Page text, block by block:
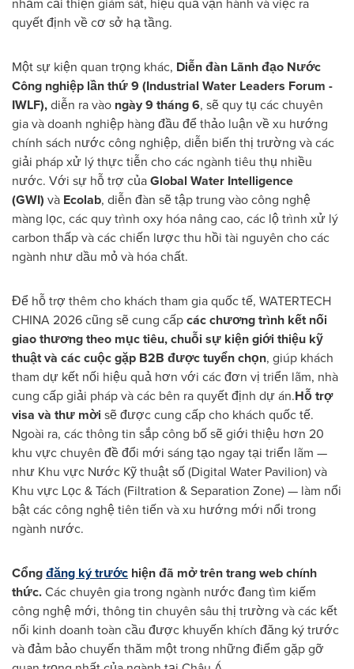
quyết định về cơ sở hạ tầng.
Một sự kiện quan trọng khác, Diễn đàn Lãnh đạo Nước
Công nghiệp lần thứ 9 (Industrial Water Leaders Forum -
IWLF),diễn ra vào ngày 9 tháng 6, sẽ quy tụ các chuyên
gia và doanh nghiệp hàng đầu để thảo luận về xu hướng
chính sách nước công nghiệp, diễn biến thị trường và các
giải pháp xử lý thực tiễn cho các ngành tiêu thụ nhiều
nước. Với sự hỗ trợ củaGlobal Water Intelligence
(GWI) và Ecolab, diễn đàn sẽ tập trung vào công nghệ
màng lọc, các quy trình oxy hóa nâng cao, các lộ trình xử lý
carbon thấp và các chiến lược thu hồi tài nguyên cho các
ngành như dầu mỏ và hóa chất.
Để hỗ trợ thêm cho khách tham gia quốc tế, WATERTECH
CHINA 2026 cũng sẽ cung cấpcác chương trình kết nối
giao thương theo mục tiêu, chuỗi sự kiện giới thiệu kỹ
thuật và các cuộc gặp B2B được tuyển chọn, giúp khách
tham dự kết nối hiệu quả hơn với các đơn vị triển lãm, nhà
cung cấp giải pháp và các bên ra quyết định dự án.Hỗ trợ
visa và thư mời sẽ được cung cấp cho khách quốc tế.
Ngoài ra, các thông tin sắp công bố sẽ giới thiệu hơn 20
khu vực chuyên đề đổi mới sáng tạo ngay tại triển lãm —
như Khu vực Nước Kỹ thuật số (Digital Water Pavilion) và
Khu vực Lọc & Tách (Filtration & Separation Zone) — làm nổi
bật các công nghệ tiên tiến và xu hướng mới nổi trong
ngành nước.
Cổngđăng ký trước hiện đã mở trên trang web chính
thức.Các chuyên gia trong ngành nước đang tìm kiếm
công nghệ mới, thông tin chuyên sâu thị trường và các kết
nối kinh doanh toàn cầu được khuyến khích đăng ký trước
và đảm bảo chuyến thăm một trong những điểm gặp gỡ